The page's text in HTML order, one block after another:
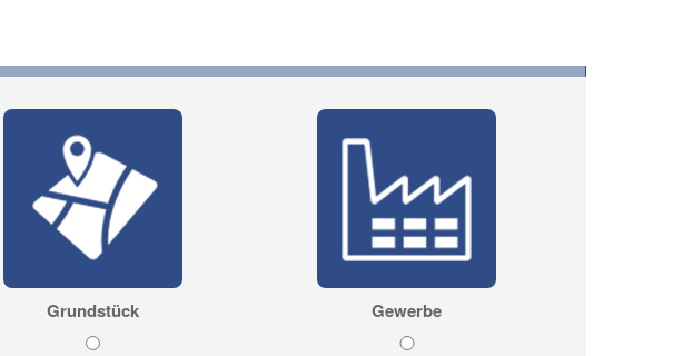
Grundstück Gewerbe